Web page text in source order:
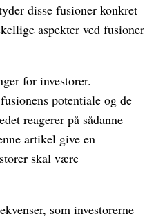
disse fusioner konkret
aspekter ved fusioner
for investorer.
potentiale og de
reagerer på sådanne
artikel give en
skal være
som investorerne